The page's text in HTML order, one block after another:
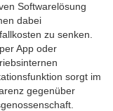
Softwarelösung
dabei
zu senken.
App oder
sorgt im
gegenüber